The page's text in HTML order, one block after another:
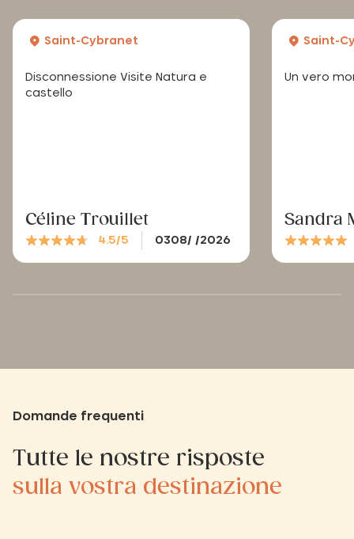
Saint-Cybranet
Disconnessione Visite Natura e
castello
Céline Trouillet
4.5/5 0308/ /2026
Saint-
Un vero
Sandra
Domande frequenti
Tutte le nostre risposte
sulla vostra destinazione